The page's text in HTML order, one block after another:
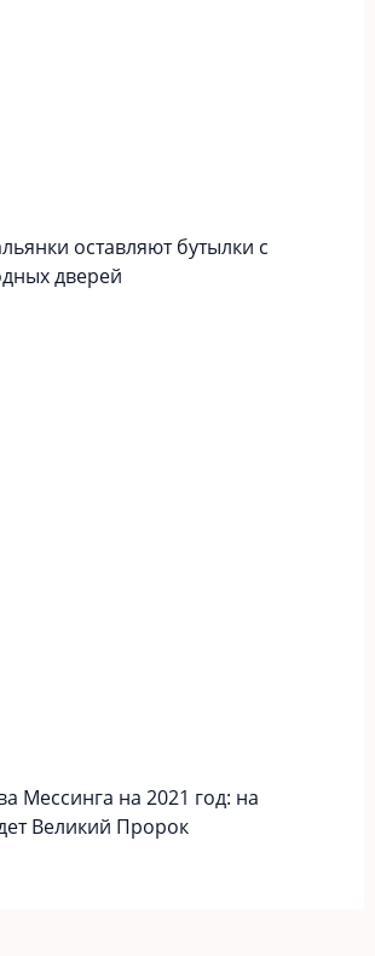
оставляют бутылки с
дверей
Мессинга на 2021 год: на
Великий Пророк